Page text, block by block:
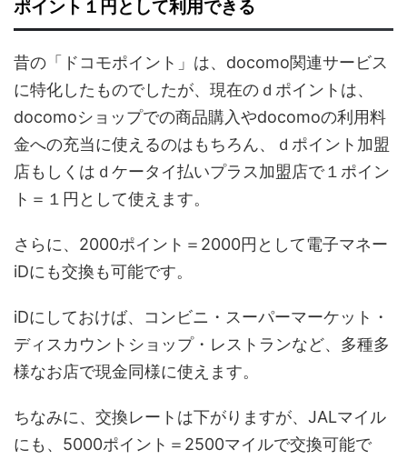
ポイント１円として利用できる
昔の「ドコモポイント」は、docomo関連サービス
に特化したものでしたが、現在のｄポイントは、
docomoショップでの商品購入やdocomoの利用料
金への充当に使えるのはもちろん、ｄポイント加盟
店もしくはｄケータイ払いプラス加盟店で１ポイン
ト＝１円として使えます。
さらに、2000ポイント＝2000円として電子マネー
iDにも交換も可能です。
iDにしておけば、コンビニ・スーパーマーケット・
ディスカウントショップ・レストランなど、多種多
様なお店で現金同様に使えます。
ちなみに、交換レートは下がりますが、JALマイル
にも、5000ポイント＝2500マイルで交換可能で